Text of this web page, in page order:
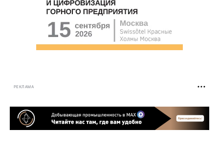
РЕКЛАМА